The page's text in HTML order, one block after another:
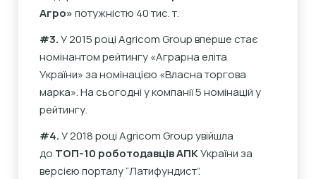
Агро»потужністю 40 тис. т.
#3.У 2015 році Agricom Group вперше стає
номінантом рейтингу «Аграрна еліта
України» за номінацією «Власна торгова
марка». На сьогодні у компанії 5 номінацій у
рейтингу.
#4.У 2018 році Agricom Group увійшла
до ТОП-10 роботодавців АПКУкраїни за
версією порталу “Латифундист”.